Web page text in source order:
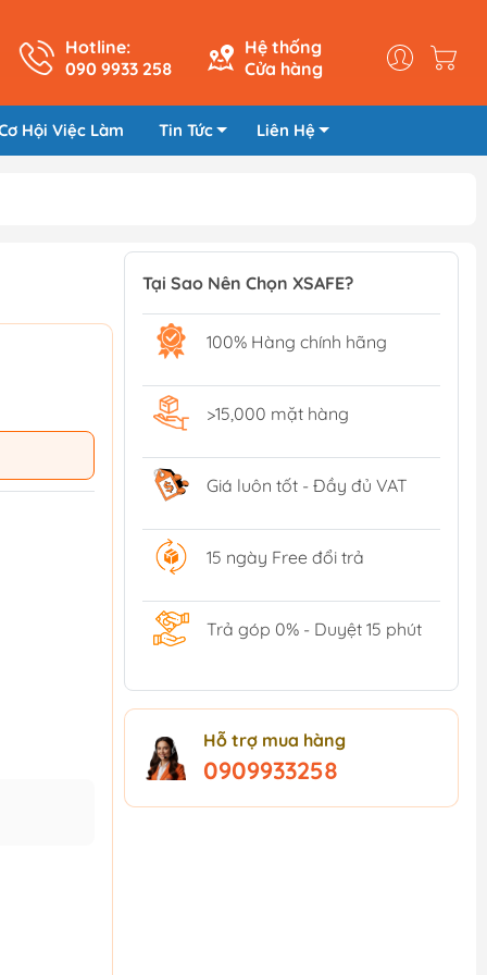
Hotline:
090 9933 258
Hệ thống
Cửa hàng
Hội Việc Làm Tin Tức Liên Hệ
Tại Sao Nên Chọn XSAFE?
100% Hàng chính hãng
>15,000 mặt hàng
Giá luôn tốt - Đầy đủ VAT
15 ngày Free đổi trả
Trả góp 0% - Duyệt 15 phút
Hỗ trợ mua hàng
0909933258